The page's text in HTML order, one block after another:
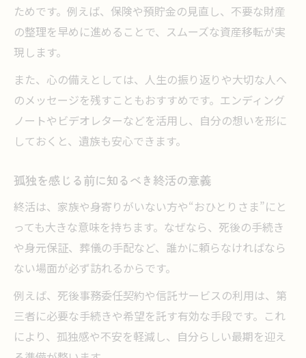
ためです。例えば、保険や預貯金の見直し、不要な財産
の整理を早めに進めることで、スムーズな資産移転が実
現します。
また、心の備えとしては、人生の振り返りや大切な人へ
のメッセージを残すこともおすすめです。エンディング
ノートやビデオレターなどを活用し、自分の想いを形に
しておくと、遺族も安心できます。
孤独を感じる前に知るべき終活の意義
終活は、家族や身寄りがいない方や“おひとりさま”にと
っても大きな意味を持ちます。なぜなら、死後の手続き
や身元保証、葬儀の手配など、誰かに頼らなければなら
ない場面が必ず訪れるからです。
例えば、死後事務委任契約や信託サービスの利用は、第
三者に必要な手続きや希望を託す有効な手段です。これ
により、孤独感や不安を軽減し、自分らしい最期を迎え